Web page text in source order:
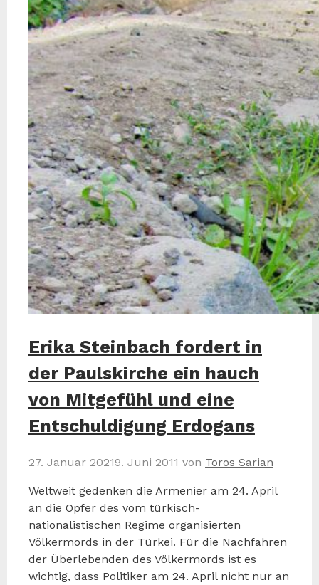
Erika Steinbach fordert in
der Paulskirche ein hauch
von Mitgefühl und eine
Entschuldigung Erdogans
27. Januar 20219. Juni 2011 von Toros Sarian
Weltweit gedenken die Armenier am 24. April
an die Opfer des vom türkisch-
nationalistischen Regime organisierten
Völkermords in der Türkei. Für die Nachfahren
der Überlebenden des Völkermords ist es
wichtig, dass Politiker am 24. April nicht nur an